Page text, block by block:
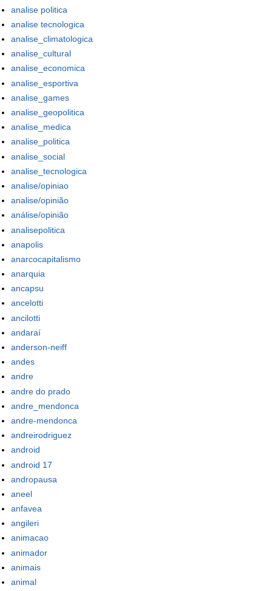
analise politica
analise tecnologica
analise_climatologica
analise_cultural
analise_economica
analise_esportiva
analise_games
analise_geopolitica
analise_medica
analise_politica
analise_social
analise_tecnologica
analise/opiniao
analise/opinião
análise/opinião
analisepolitica
anapolis
anarcocapitalismo
anarquia
ancapsu
ancelotti
ancilotti
andaraí
anderson-neiff
andes
andre
andre do prado
andre_mendonca
andre-mendonca
andreirodriguez
android
android 17
andropausa
aneel
anfavea
angileri
animacao
animador
animais
animal